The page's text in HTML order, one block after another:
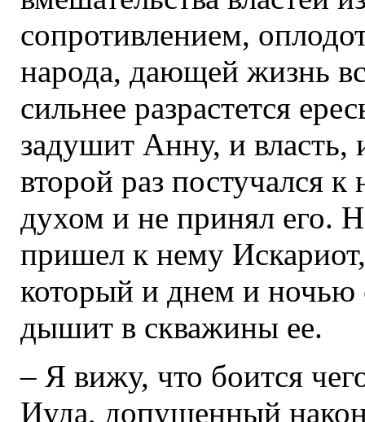
сопротивлением,
народа, дающей жизнь
сильнее разрастется
задушит Анну, и власть,
второй раз постучался
духом и не принял его.
пришел к нему
который и днем и ночью
дышит в скважины ее.
– Я вижу, что боится
Иуда, допущенный